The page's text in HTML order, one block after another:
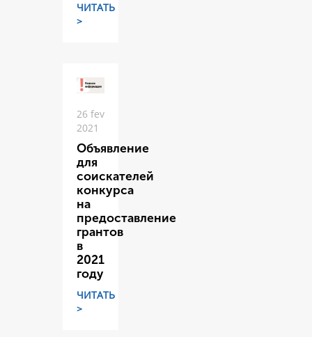
ЧИТАТЬ
>
26 fev
2021
Объявление
для
соискателей
конкурса
на
предоставление
грантов
в
2021
году
ЧИТАТЬ
>